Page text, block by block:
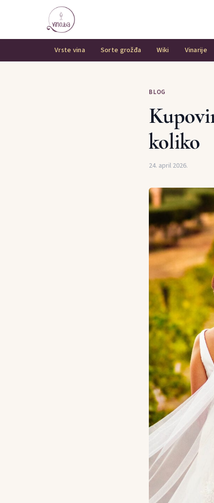
Vrste vina Sorte grožđa Wiki Vinarije
BLOG
koliko
24. april 2026.